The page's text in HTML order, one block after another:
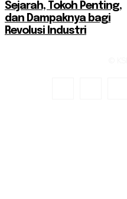
Sejarah, Tokoh Penting,
dan Dampaknya bagi
Revolusi Industri